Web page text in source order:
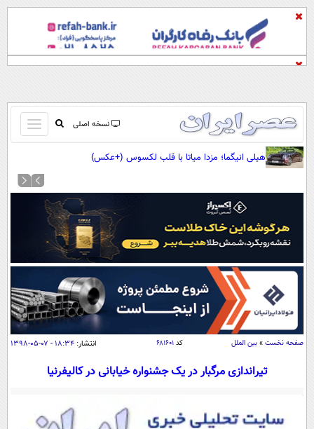
نسخه اصلی
باز
و
کردن
صفحه اول
آرشیو
نظرسنجی
آب و هوا
اوقات شرعی
سواد زندگی
اقتصاد
اقتصادی
جامعه
حوادث
بین الملل
هیلی انیگما؛ مزدا میاتا با قلب لکسوس (+عکس)
صفحه نخست » بین الملل کد۶۸۱۶۰۱ انتشار: ۱۸:۳۴ - ۰۷-۰۵-۱۳۹۸
تیراندازی مرگبار در یک جشنواره خیابانی در کالیفرنیا